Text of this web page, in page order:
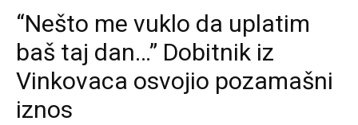
“Nešto me vuklo da uplatim
baš taj dan…” Dobitnik iz
Vinkovaca osvojio pozamašni
iznos